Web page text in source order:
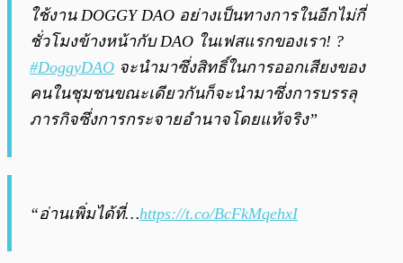
ใช้งาน DOGGY DAO อย่างเป็นทางการในอีกไม่กี่
ชั่วโมงข้างหน้ากับ DAO ในเฟสแรกของเรา! ?
#DoggyDAO จะนำมาซึ่งสิทธิ์ในการออกเสียงของ
คนในชุมชนขณะเดียวกันก็จะนำมาซึ่งการบรรลุ
ภารกิจซึ่งการกระจายอำนาจโดยแท้จริง”
“อ่านเพิ่มได้ที่…https://t.co/BcFkMqehxI